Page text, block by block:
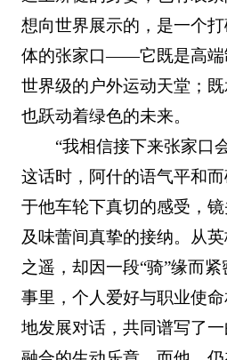
想向世界展示的，是一个
体的张家口——它既是高端
世界级的户外运动天堂；既
也跃动着绿色的未来。
“我相信接下来张家口
这话时，阿什的语气平和
于他车轮下真切的感受，
及味蕾间真挚的接纳。从
之遥，却因一段“骑”缘而
事里，个人爱好与职业使
地发展对话，共同谱写了